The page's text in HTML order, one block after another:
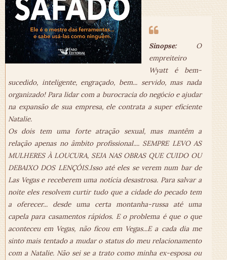
Sinopse:O
empreiteiro
Wyatt é bem-
sucedido, inteligente, engraçado, bem... servido, mas nada
organizado! Para lidar com a burocracia do negócio e ajudar
na expansão de sua empresa, ele contrata a super eficiente
Natalie.
Os dois tem uma forte atração sexual, mas mantêm a
relação apenas no âmbito profissional.... SEMPRE LEVO AS
MULHERES À LOUCURA, SEJA NAS OBRAS QUE CUIDO OU
DEBAIXO DOS LENÇÓIS.Isso até eles se verem num bar de
Las Vegas e receberem uma notícia desastrosa. Para salvar a
noite eles resolvem curtir tudo que a cidade do pecado tem
a oferecer... desde uma certa montanha-russa até uma
capela para casamentos rápidos. E o problema é que o que
aconteceu em Vegas, não ficou em Vegas...E a cada dia me
sinto mais tentado a mudar o status do meu relacionamento
com a Natalie. Não sei se a trato como minha ex-esposa ou